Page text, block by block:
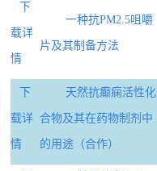
下
载详
情
一种抗PM2.5咀嚼
片及其制备方法
下
载详
情
天然抗癫痫活性化
合物及其在药物制剂中
的用途（合作）